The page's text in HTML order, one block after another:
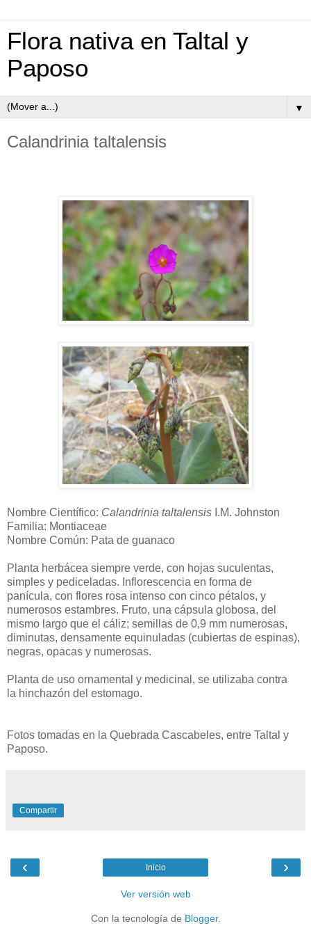
Flora nativa en Taltal y
Paposo
▼
Calandrinia taltalensis
Nombre Científico: Calandrinia taltalensis I.M. Johnston
Familia: Montiaceae
Nombre Común: Pata de guanaco
Planta herbácea siempre verde, con hojas suculentas,
simples y pediceladas. Inflorescencia en forma de
panícula, con flores rosa intenso con cinco pétalos, y
numerosos estambres. Fruto, una cápsula globosa, del
mismo largo que el cáliz; semillas de 0,9 mm numerosas,
diminutas, densamente equinuladas (cubiertas de espinas),
negras, opacas y numerosas.
Planta de uso ornamental y medicinal, se utilizaba contra
la hinchazón del estomago.
Fotos tomadas en la Quebrada Cascabeles, entre Taltal y
Paposo.
Compartir
‹ ›
Inicio
Ver versión web
Con la tecnología de Blogger.